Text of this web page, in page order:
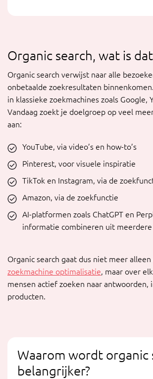
Organic search, wat is
Organic search verwijst naar alle
onbetaalde zoekresultaten
in klassieke zoekmachines zoals Google,
Vandaag zoekt je doelgroep op veel
aan:
YouTube, via video’s en how-to’s
Pinterest, voor visuele inspiratie
TikTok en Instagram, via de
Amazon, via de zoekfunctie
AI-platformen zoals ChatGPT en
informatie combineren uit
Organic search gaat dus niet meer
zoekmachine optimalisatie, maar over
mensen actief zoeken naar antwoorden,
producten.
Waarom wordt organic
belangrijker?